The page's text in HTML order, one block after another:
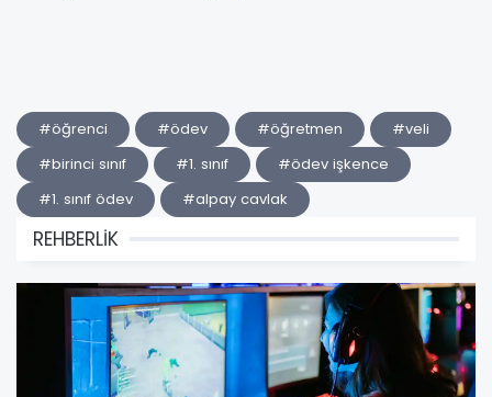
#öğrenci #ödev #öğretmen
#veli
#birinci sınıf
#1. sınıf
#ödev işkence
#1. sınıf ödev
#alpay cavlak
REHBERLİK